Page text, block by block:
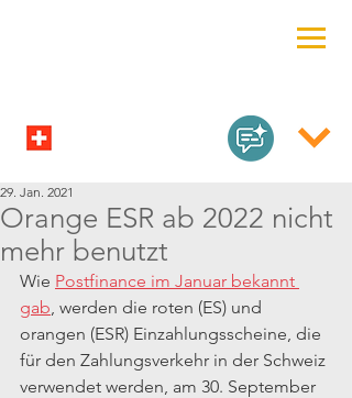
Orange ESR ab 2022 nicht
mehr benutzt
29. Jan. 2021
Wie Postfinance im Januar bekannt
gab, werden die roten (ES) und
orangen (ESR) Einzahlungsscheine, die
für den Zahlungsverkehr in der Schweiz
verwendet werden, am 30. September